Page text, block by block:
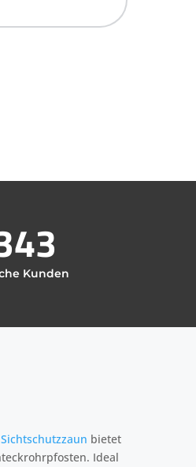
Kunden
Sichtschutzzaun bietet
Ideal